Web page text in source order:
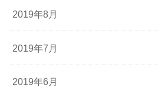
2019年8月
2019年7月
2019年6月